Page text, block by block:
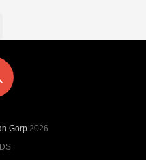
Gorp2026